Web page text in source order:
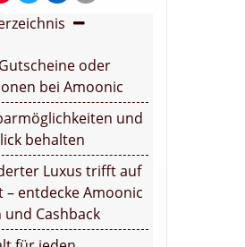
oder
bei Amoonic
und
behalten
Luxus trifft auf
– entdecke Amoonic
Cashback